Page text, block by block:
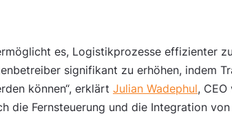
es, Logistikprozesse effizienter
signifikant zu erhöhen, indem
können“, erklärt Julian Wadephul, CEO
die Fernsteuerung und die Integration